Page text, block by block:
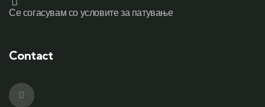
Се согасувам со условите за патување
Contact